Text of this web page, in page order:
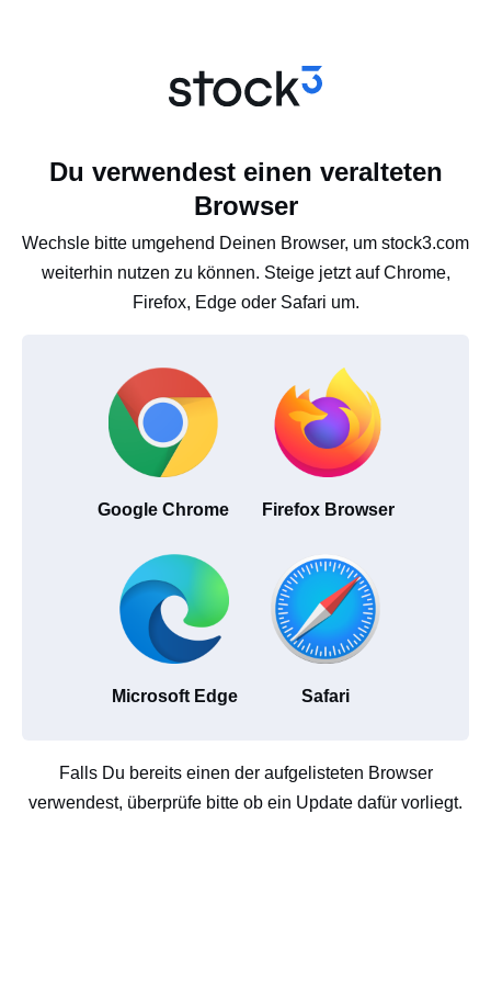
Du verwendest einen veralteten
Browser
Wechsle bitte umgehend Deinen Browser, um stock3.com
weiterhin nutzen zu können. Steige jetzt auf Chrome,
Firefox, Edge oder Safari um.
Google Chrome Firefox Browser
Microsoft Edge Safari
Falls Du bereits einen der aufgelisteten Browser
verwendest, überprüfe bitte ob ein Update dafür vorliegt.